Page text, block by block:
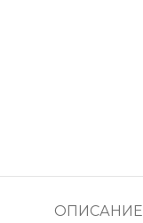
ОПИСАНИЕ